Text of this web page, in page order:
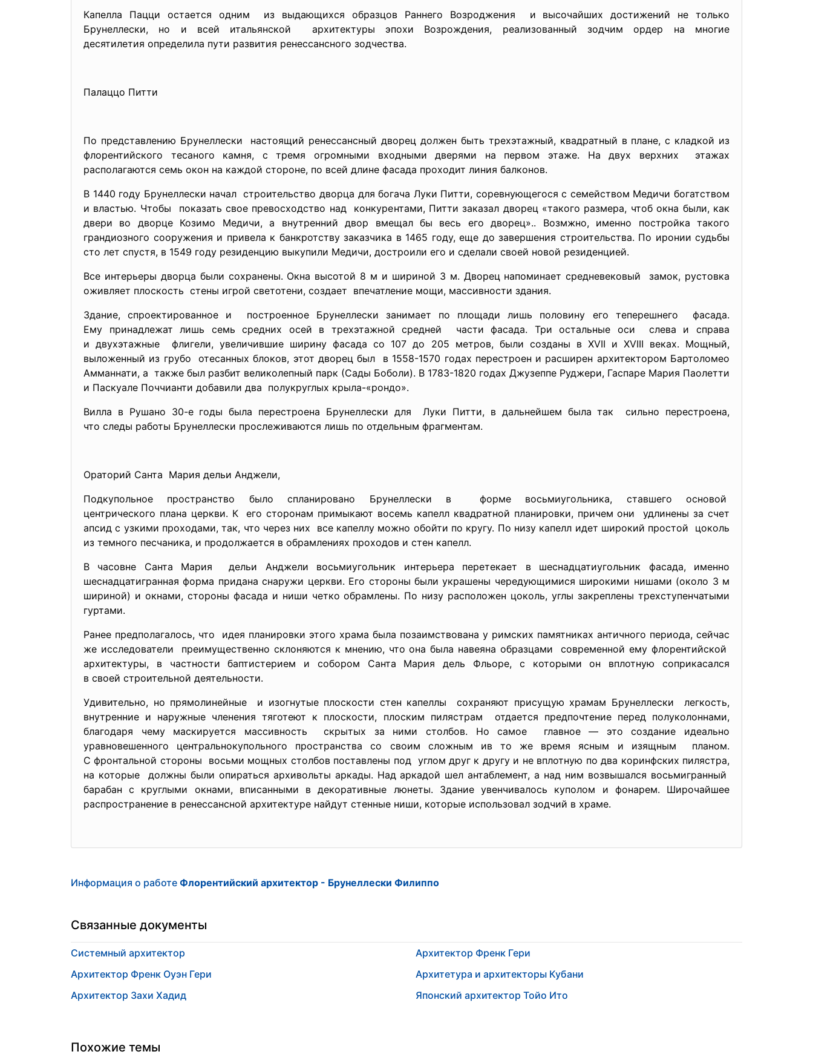
Капелла Пацци остается одним из выдающихся образцов Раннего Возроджения и высочайших достижений не только
Брунеллески, но и всей итальянской архитектуры эпохи Возрождения, реализованный зодчим ордер на многие
десятилетия определила пути развития ренессансного зодчества.
Палаццо Питти
По представлению Брунеллески настоящий ренессансный дворец должен быть трехэтажный, квадратный в плане, с кладкой из
флорентийского тесаного камня, с тремя огромными входными дверями на первом этаже. На двух верхних этажах
располагаются семь окон на каждой стороне, по всей длине фасада проходит линия балконов.
В 1440 году Брунеллески начал строительство дворца для богача Луки Питти, соревнующегося с семейством Медичи богатством
и властью. Чтобы показать свое превосходство над конкурентами, Питти заказал дворец «такого размера, чтоб окна были, как
двери во дворце Козимо Медичи, а внутренний двор вмещал бы весь его дворец».. Возмжно, именно постройка такого
грандиозного сооружения и привела к банкротству заказчика в 1465 году, еще до завершения строительства. По иронии судьбы
сто лет спустя, в 1549 году резиденцию выкупили Медичи, достроили его и сделали своей новой резиденцией.
Все интерьеры дворца были сохранены. Окна высотой 8 м и шириной 3 м. Дворец напоминает средневековый замок, рустовка
оживляет плоскость стены игрой светотени, создает впечатление мощи, массивности здания.
Здание, спроектированное и построенное Брунеллески занимает по площади лишь половину его теперешнего фасада.
Ему принадлежат лишь семь средних осей в трехэтажной средней части фасада. Три остальные оси слева и справа
и двухэтажные флигели, увеличившие ширину фасада со 107 до 205 метров, были созданы в XVII и XVIII веках. Мощный,
выложенный из грубо отесанных блоков, этот дворец был в 1558-1570 годах перестроен и расширен архитектором Бартоломео
Амманнати, а также был разбит великолепный парк (Сады Боболи). В 1783-1820 годах Джузеппе Руджери, Гаспаре Мария Паолетти
и Паскуале Поччианти добавили два полукруглых крыла-«рондо».
Вилла в Рушано 30-е годы была перестроена Брунеллески для Луки Питти, в дальнейшем была так сильно перестроена,
что следы работы Брунеллески прослеживаются лишь по отдельным фрагментам.
Ораторий Санта Мария дельи Анджели,
Подкупольное пространство было спланировано Брунеллески в форме восьмиугольника, ставшего основой
центрического плана церкви. К его сторонам примыкают восемь капелл квадратной планировки, причем они удлинены за счет
апсид с узкими проходами, так, что через них все капеллу можно обойти по кругу. По низу капелл идет широкий простой цоколь
из темного песчаника, и продолжается в обрамлениях проходов и стен капелл.
В часовне Санта Мария дельи Анджели восьмиугольник интерьера перетекает в шеснадцатиугольник фасада, именно
шеснадцатигранная форма придана снаружи церкви. Его стороны были украшены чередующимися широкими нишами (около 3 м
шириной) и окнами, стороны фасада и ниши четко обрамлены. По низу расположен цоколь, углы закреплены трехступенчатыми
гуртами.
Ранее предполагалось, что идея планировки этого храма была позаимствована у римских памятниках античного периода, сейчас
же исследователи преимущественно склоняются к мнению, что она была навеяна образцами современной ему флорентийской
архитектуры, в частности баптистерием и собором Санта Мария дель Фльоре, с которыми он вплотную соприкасался
в своей строительной деятельности.
Удивительно, но прямолинейные и изогнутые плоскости стен капеллы сохраняют присущую храмам Брунеллески легкость,
внутренние и наружные членения тяготеют к плоскости, плоским пилястрам отдается предпочтение перед полуколоннами,
благодаря чему маскируется массивность скрытых за ними столбов. Но самое главное — это создание идеально
уравновешенного центральнокупольного пространства со своим сложным ив то же время ясным и изящным планом.
С фронтальной стороны восьми мощных столбов поставлены под углом друг к другу и не вплотную по два коринфских пилястра,
на которые должны были опираться архивольты аркады. Над аркадой шел антаблемент, а над ним возвышался восьмигранный
барабан с круглыми окнами, вписанными в декоративные люнеты. Здание увенчивалось куполом и фонарем. Широчайшее
распространение в ренессансной архитектуре найдут стенные ниши, которые использовал зодчий в храме.
Информация о работе Флорентийский архитектор - Брунеллески Филиппо
Связанные документы
Системный архитектор
Архитектор Френк Оуэн Гери
Архитектор Захи Хадид
Архитектор Френк Гери
Архитетура и архитекторы Кубани
Японский архитектор Тойо Ито
Похожие темы